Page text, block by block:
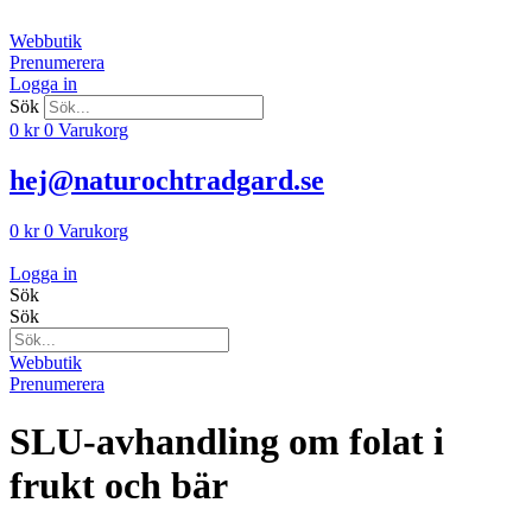
till
innehåll
Webbutik
Prenumerera
Logga in
Sök
0 kr 0 Varukorg
hej@naturochtradgard.se
0 kr 0 Varukorg
Logga in
Sök
Sök
Webbutik
Prenumerera
SLU-avhandling om folat i
frukt och bär